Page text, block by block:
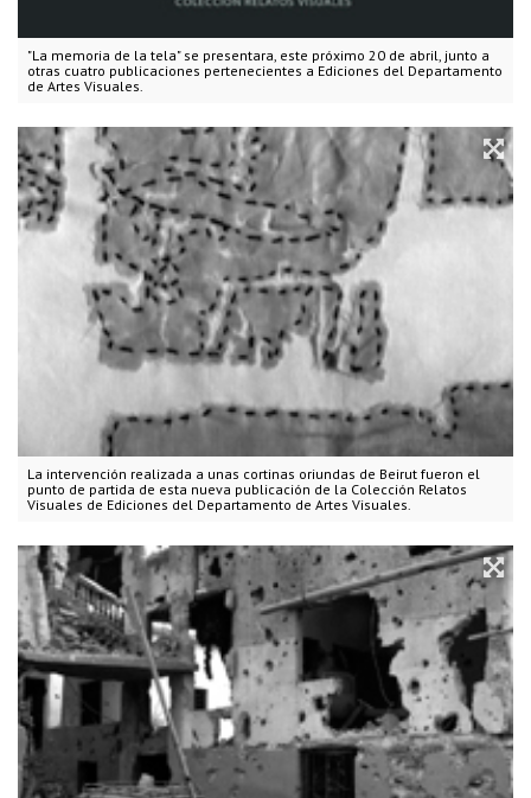
"La memoria de la tela" se presentara, este próximo 20 de abril, junto a
otras cuatro publicaciones pertenecientes a Ediciones del Departamento
de Artes Visuales.
La intervención realizada a unas cortinas oriundas de Beirut fueron el
punto de partida de esta nueva publicación de la Colección Relatos
Visuales de Ediciones del Departamento de Artes Visuales.